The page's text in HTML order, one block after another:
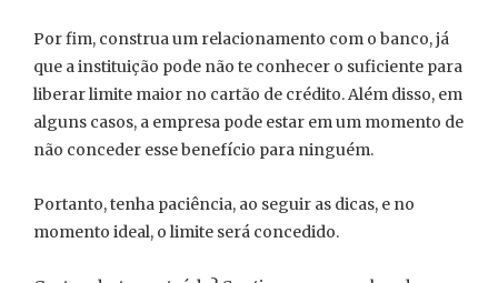
Por fim, construa um relacionamento com o banco, já
que a instituição pode não te conhecer o suficiente para
liberar limite maior no cartão de crédito. Além disso, em
alguns casos, a empresa pode estar em um momento de
não conceder esse benefício para ninguém.
Portanto, tenha paciência, ao seguir as dicas, e no
momento ideal, o limite será concedido.